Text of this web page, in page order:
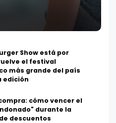
Show está por
el festival
más grande del país
edición
cómo vencer el
durante la
descuentos